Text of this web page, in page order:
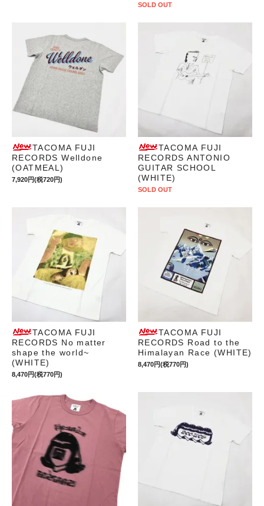
SOLD OUT
TACOMA FUJI
RECORDS Welldone
(OATMEAL)
7,920円(税720円)
TACOMA FUJI
RECORDS ANTONIO
GUITAR SCHOOL
(WHITE)
SOLD OUT
TACOMA FUJI
RECORDS No matter
shape the world~
(WHITE)
8,470円(税770円)
TACOMA FUJI
RECORDS Road to the
Himalayan Race (WHITE)
8,470円(税770円)